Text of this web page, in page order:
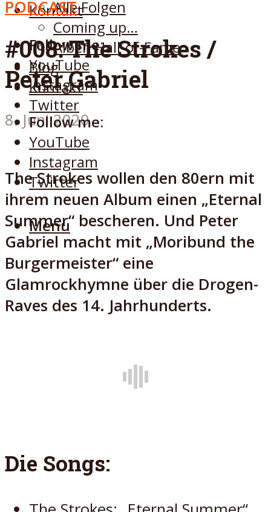
Kontakt
Follow me:
YouTube
Instagram
Twitter
Alle Folgen
Coming up…
Alben Hall-of-Fame
Blog
Kontakt
Follow me:
YouTube
Instagram
Twitter
Menu
PODCAST
#008: The Strokes /
Peter Gabriel
8. Juni 2020
The Strokes wollen den 80ern mit
ihrem neuen Album einen „Eternal
Summer“ bescheren. Und Peter
Gabriel macht mit „Moribund the
Burgermeister“ eine
Glamrockhymne über die Drogen-
Raves des 14. Jahrhunderts.
Die Songs: